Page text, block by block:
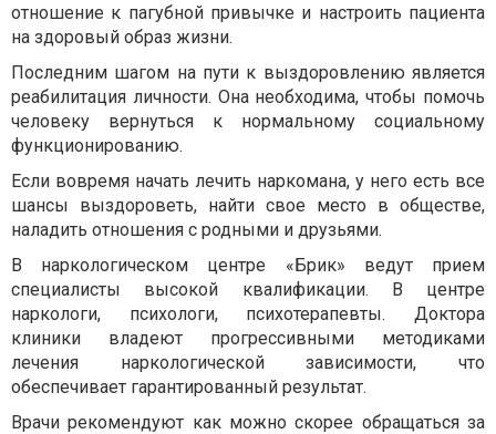
отношение к пагубной привычке и настроить пациента
на здоровый образ жизни.
Последним шагом на пути к выздоровлению является
реабилитация личности. Она необходима, чтобы помочь
человеку вернуться к нормальному социальному
функционированию.
Если вовремя начать лечить наркомана, у него есть все
шансы выздороветь, найти свое место в обществе,
наладить отношения с родными и друзьями.
В наркологическом центре «Брик» ведут прием
специалисты высокой квалификации. В центре
наркологи, психологи, психотерапевты. Доктора
клиники владеют прогрессивными методиками
лечения наркологической зависимости, что
обеспечивает гарантированный результат.
Врачи рекомендуют как можно скорее обращаться за